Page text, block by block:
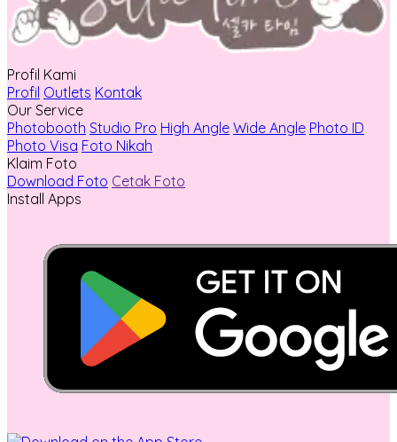
Profil Kami
Profil Outlets Kontak
Our Service
Photobooth Studio Pro High Angle Wide Angle Photo ID
Photo Visa Foto Nikah
Klaim Foto
Download Foto Cetak Foto
Install Apps